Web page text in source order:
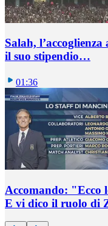
Salah,
il suo stipendio…
01:36
Accomando: "Ecco
E vi dico il ruolo di